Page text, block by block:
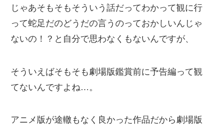
じゃあそもそもそういう話だってわかって観に行
って蛇足だのどうだの言うのっておかしいんじゃ
ないの！？と自分で思わなくもないんですが、
そういえばそもそも劇場版鑑賞前に予告編って観
てないんですよね…。
アニメ版が途轍もなく良かった作品だから劇場版